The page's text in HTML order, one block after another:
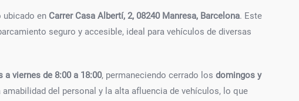
ubicado en Carrer Casa Albertí, 2, 08240 Manresa, Barcelona. Este
seguro y accesible, ideal para vehículos de diversas
a viernes de 8:00 a 18:00, permaneciendo cerrado los domingos y
del personal y la alta afluencia de vehículos, lo que